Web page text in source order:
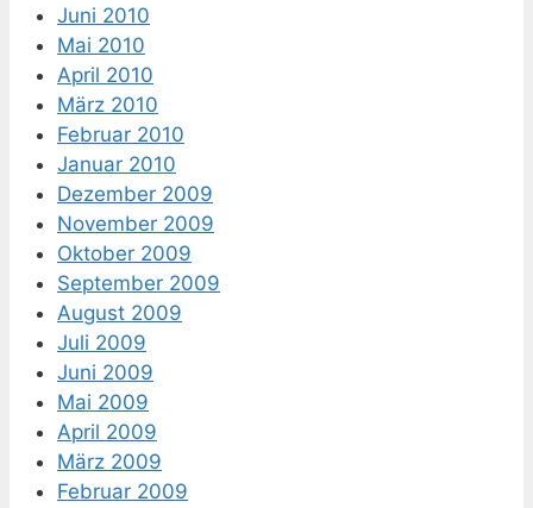
Juni 2010
Mai 2010
April 2010
März 2010
Februar 2010
Januar 2010
Dezember 2009
November 2009
Oktober 2009
September 2009
August 2009
Juli 2009
Juni 2009
Mai 2009
April 2009
März 2009
Februar 2009